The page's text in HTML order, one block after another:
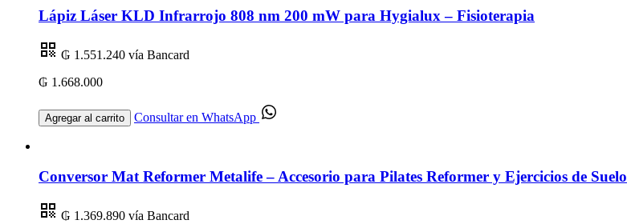
Lápiz Láser KLD Infrarrojo 808 nm 200 mW para Hygialux – Fisioterapia
₲ 1.551.240 vía Bancard
₲ 1.668.000
Agregar al carrito Consultar en WhatsApp
Conversor Mat Reformer Metalife – Accesorio para Pilates Reformer y Ejercicios de Suelo
₲ 1.369.890 vía Bancard